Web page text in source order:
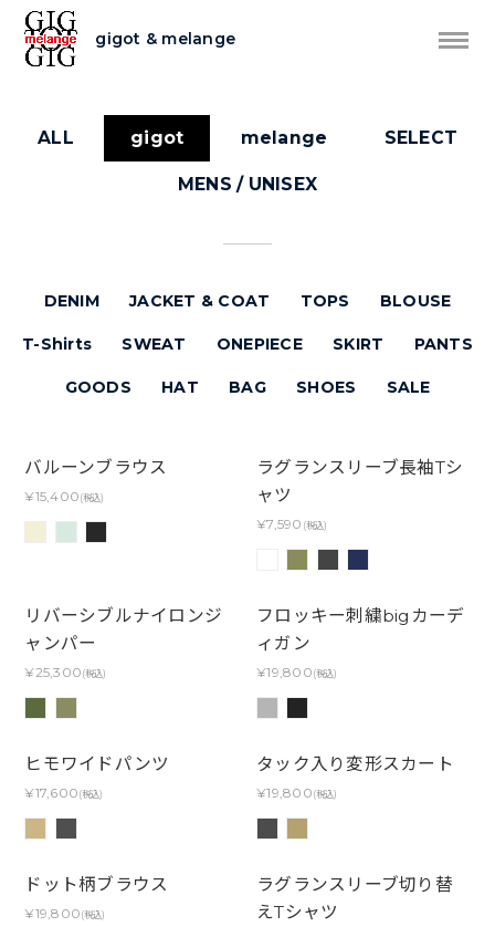
gigot & melange
ALL gigot melange SELECT
MENS / UNISEX
DENIM JACKET & COAT TOPS BLOUSE
T-Shirts SWEAT ONEPIECE SKIRT PANTS
GOODS HAT BAG SHOES SALE
バルーンブラウス
¥15,400 (税込)
ラグランスリーブ長袖Tシ
ャツ
¥7,590 (税込)
リバーシブルナイロンジ
ャンパー
¥25,300 (税込)
フロッキー刺繍bigカーデ
ィガン
¥19,800 (税込)
ヒモワイドパンツ
¥17,600 (税込)
タック入り変形スカート
¥19,800 (税込)
ドット柄ブラウス
¥19,800 (税込)
ラグランスリーブ切り替
えTシャツ